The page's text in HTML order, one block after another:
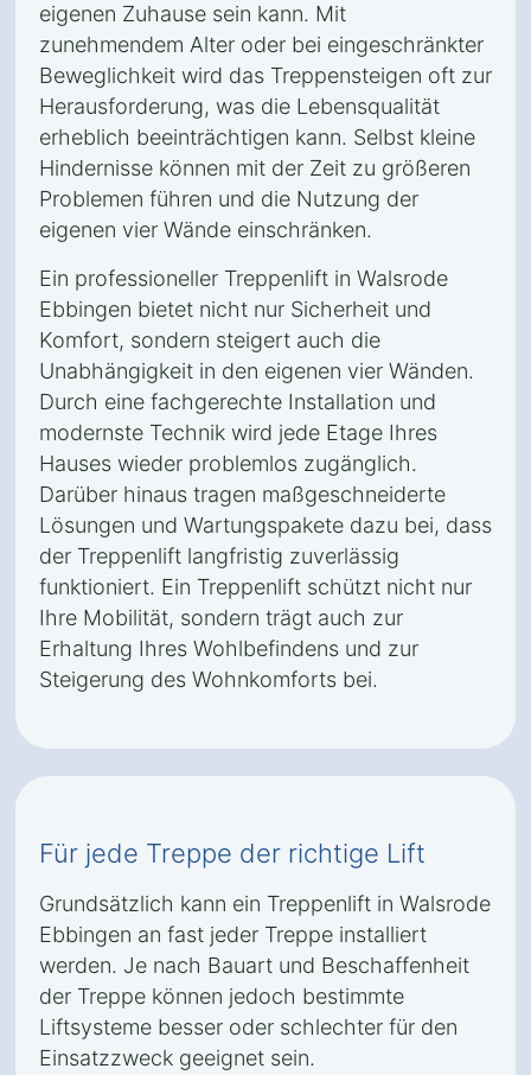
eigenen Zuhause sein kann. Mit
zunehmendem Alter oder bei eingeschränkter
Beweglichkeit wird das Treppensteigen oft zur
Herausforderung, was die Lebensqualität
erheblich beeinträchtigen kann. Selbst kleine
Hindernisse können mit der Zeit zu größeren
Problemen führen und die Nutzung der
eigenen vier Wände einschränken.
Ein professioneller Treppenlift in Walsrode
Ebbingen bietet nicht nur Sicherheit und
Komfort, sondern steigert auch die
Unabhängigkeit in den eigenen vier Wänden.
Durch eine fachgerechte Installation und
modernste Technik wird jede Etage Ihres
Hauses wieder problemlos zugänglich.
Darüber hinaus tragen maßgeschneiderte
Lösungen und Wartungspakete dazu bei, dass
der Treppenlift langfristig zuverlässig
funktioniert. Ein Treppenlift schützt nicht nur
Ihre Mobilität, sondern trägt auch zur
Erhaltung Ihres Wohlbefindens und zur
Steigerung des Wohnkomforts bei.
Für jede Treppe der richtige Lift
Grundsätzlich kann ein Treppenlift in Walsrode
Ebbingen an fast jeder Treppe installiert
werden. Je nach Bauart und Beschaffenheit
der Treppe können jedoch bestimmte
Liftsysteme besser oder schlechter für den
Einsatzzweck geeignet sein.